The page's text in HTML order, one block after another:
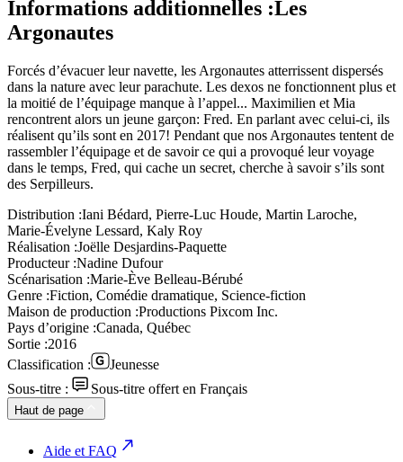
Informations additionnelles :Les
Argonautes
Forcés d’évacuer leur navette, les Argonautes atterrissent dispersés
dans la nature avec leur parachute. Les dexos ne fonctionnent plus et
la moitié de l’équipage manque à l’appel... Maximilien et Mia
rencontrent alors un jeune garçon: Fred. En parlant avec celui-ci, ils
réalisent qu’ils sont en 2017! Pendant que nos Argonautes tentent de
rassembler l’équipage et de savoir ce qui a provoqué leur voyage
dans le temps, Fred, qui cache un secret, cherche à savoir s’ils sont
des Serpilleurs.
Distribution :Iani Bédard, Pierre-Luc Houde, Martin Laroche,
Marie-Évelyne Lessard, Kaly Roy
Réalisation :Joëlle Desjardins-Paquette
Producteur :Nadine Dufour
Scénarisation :Marie-Ève Belleau-Bérubé
Genre :Fiction, Comédie dramatique, Science-fiction
Maison de production :Productions Pixcom Inc.
Pays d’origine :Canada, Québec
Sortie :2016
Classification :
Jeunesse
Sous-titre :
Sous-titre offert en Français
Haut de page
Aide et FAQ